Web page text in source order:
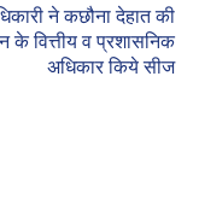
ने कछौना देहात की
के वित्तीय व प्रशासनिक
अधिकार किये सीज